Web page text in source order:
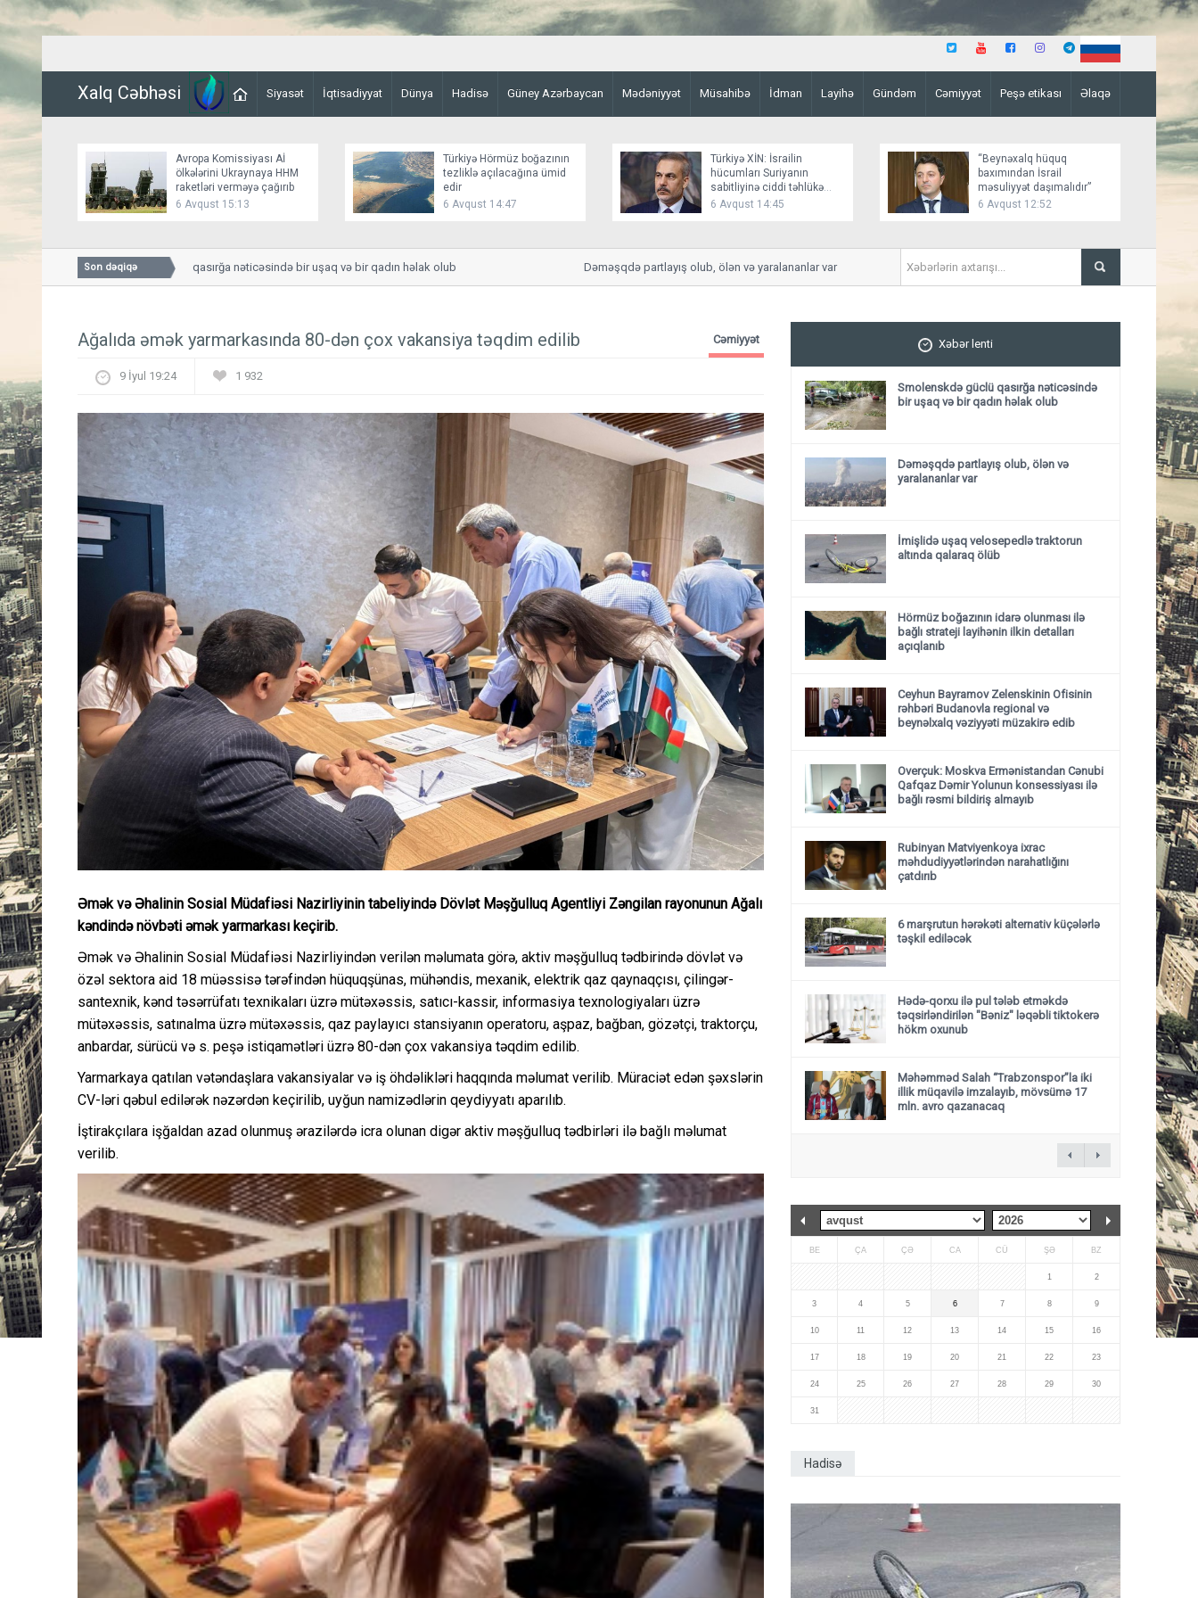
Xalq Cəbhəsi Siyasət İqtisadiyyat Dünya Hadisə Güney Azərbaycan Mədəniyyət Müsahibə İdman Layihə Gündəm Cəmiyyət Peşə etikası Əlaqə
Avropa Komissiyası Aİ
ölkələrini Ukraynaya HHM
raketləri verməyə çağırıb
6 Avqust 15:13
Türkiyə Hörmüz boğazının
tezliklə açılacağına ümid
edir
6 Avqust 14:47
Türkiyə XİN: İsrailin
hücumları Suriyanın
sabitliyinə ciddi təhlükə
yaradır
6 Avqust 14:45
“Beynəxalq hüquq
baxımından İsrail
məsuliyyət daşımalıdır”
6 Avqust 12:52
Son dəqiqə
Smolenskdə güclü qasırğa nəticəsində bir uşaq və bir qadın həlak olub Dəməşqdə partlayış olub, ölən və yaralananlar var İmişlidə uşaq velosepedlə
Ağalıda əmək yarmarkasında 80-dən çox vakansiya təqdim edilib Cəmiyyət
9 İyul 19:24 1 932
Əmək və Əhalinin Sosial Müdafiəsi Nazirliyinin tabeliyində Dövlət Məşğulluq Agentliyi Zəngilan rayonunun Ağalı
kəndində növbəti əmək yarmarkası keçirib.
Əmək və Əhalinin Sosial Müdafiəsi Nazirliyindən verilən məlumata görə, aktiv məşğulluq tədbirində dövlət və
özəl sektora aid 18 müəssisə tərəfindən hüquqşünas, mühəndis, mexanik, elektrik qaz qaynaqçısı, çilingər-
santexnik, kənd təsərrüfatı texnikaları üzrə mütəxəssis, satıcı-kassir, informasiya texnologiyaları üzrə
mütəxəssis, satınalma üzrə mütəxəssis, qaz paylayıcı stansiyanın operatoru, aşpaz, bağban, gözətçi, traktorçu,
anbardar, sürücü və s. peşə istiqamətləri üzrə 80-dən çox vakansiya təqdim edilib.
Yarmarkaya qatılan vətəndaşlara vakansiyalar və iş öhdəlikləri haqqında məlumat verilib. Müraciət edən şəxslərin
CV-ləri qəbul edilərək nəzərdən keçirilib, uyğun namizədlərin qeydiyyatı aparılıb.
İştirakçılara işğaldan azad olunmuş ərazilərdə icra olunan digər aktiv məşğulluq tədbirləri ilə bağlı məlumat
verilib.
Xəbər lenti
Smolenskdə güclü qasırğa nəticəsində
bir uşaq və bir qadın həlak olub
Dəməşqdə partlayış olub, ölən və
yaralananlar var
İmişlidə uşaq velosepedlə traktorun
altında qalaraq ölüb
Hörmüz boğazının idarə olunması ilə
bağlı strateji layihənin ilkin detalları
açıqlanıb
Ceyhun Bayramov Zelenskinin Ofisinin
rəhbəri Budanovla regional və
beynəlxalq vəziyyəti müzakirə edib
Overçuk: Moskva Ermənistandan Cənubi
Qafqaz Dəmir Yolunun konsessiyası ilə
bağlı rəsmi bildiriş almayıb
Rubinyan Matviyenkoya ixrac
məhdudiyyətlərindən narahatlığını
çatdırıb
6 marşrutun hərəkəti alternativ küçələrlə
təşkil ediləcək
Hədə-qorxu ilə pul tələb etməkdə
təqsirləndirilən "Bəniz" ləqəbli tiktokerə
hökm oxunub
Məhəmməd Salah “Trabzonspor”la iki
illik müqavilə imzalayıb, mövsümə 17
mln. avro qazanacaq
BE ÇA ÇƏ CA CÜ ŞƏ BZ
1 2
3 4 5 6 7 8 9
10 11 12 13 14 15 16
17 18 19 20 21 22 23
24 25 26 27 28 29 30
31
Hadisə